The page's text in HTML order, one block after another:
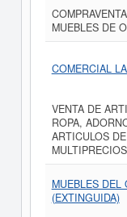
MUEBLES DE
COMERCIAL
VENTA DE
ROPA,
ARTICULOS
MULTIPRECIOS
MUEBLES DEL
(EXTINGUIDA)